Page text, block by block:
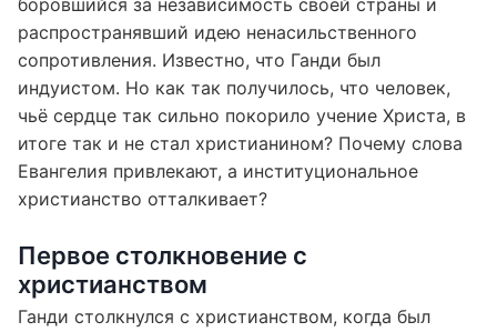
боровшийся за независимость своей страны и
распространявший идею ненасильственного
сопротивления. Известно, что Ганди был
индуистом. Но как так получилось, что человек,
чьё сердце так сильно покорило учение Христа, в
итоге так и не стал христианином? Почему слова
Евангелия привлекают, а институциональное
христианство отталкивает?
Первое столкновение с
христианством
Ганди столкнулся с христианством, когда был